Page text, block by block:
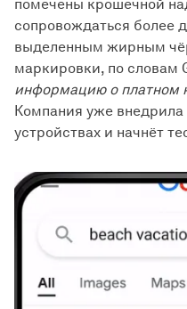
помечены крошечной
сопровождаться более
выделенным жирным
маркировки, по словам
информацию о платном
Компания уже
устройствах и начнёт